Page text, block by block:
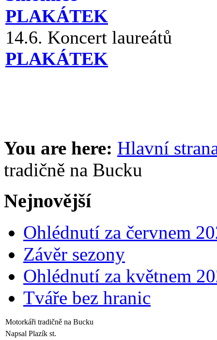
PLAKÁTEK
14.6. Koncert laureátů
PLAKÁTEK
You are here: Hlavní
tradičně na Bucku
Nejnovější
Ohlédnutí za červnem
Závěr sezony
Ohlédnutí za květnem
Tváře bez hranic
Motorkáři tradičně na Bucku
Napsal Plazík st.